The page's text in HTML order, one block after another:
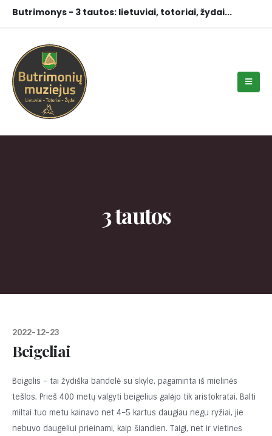
Butrimonys - 3 tautos: lietuviai, totoriai, žydai...
3 tautos
2022-12-23
Beigeliai
Beigelis – tai žydiška bandelė su skyle, pagaminta iš mielinės
tešlos. Prieš 400 metų valgyti beigelius galėjo tik aristokratai. Balti
miltai tuo metu kainavo net 4–5 kartus daugiau negu ryžiai, jie
nebuvo daugeliui prieinami, kaip šiandien. Taigi, net ir vietinės